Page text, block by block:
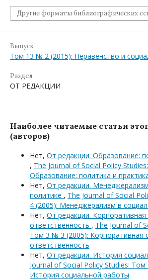
Другие форматы библиографических
Выпуск
Том 13 № 2 (2015): Неравенство и
Раздел
ОТ РЕДАКЦИИ
Наиболее читаемые статьи
(авторов)
Нет, От редакции. Образование:
, The Journal of Social Policy
Образование: политика и
Нет, От редакции.
политике , The Journal of Social
4 (2005): Менеджерализм в
Нет, От редакции. Корпоративная
ответственность , The Journal of
Том 3 № 3 (2005): Корпоративная
ответственность
Нет, От редакции. История
Journal of Social Policy Studies:
История социальной работы